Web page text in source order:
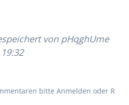
von pHqghUme
bitte Anmelden oder R